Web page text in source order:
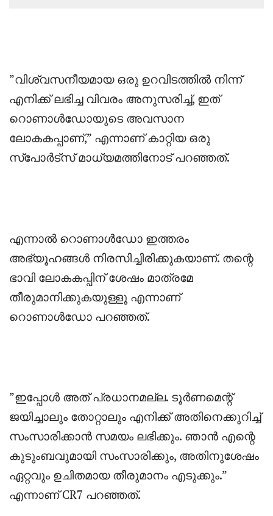
‎”വിശ്വസനീയമായ ഒരു ഉറവിടത്തിൽ നിന്ന്
എനിക്ക് ലഭിച്ച വിവരം അനുസരിച്ച്, ഇത്
റൊണാൾഡോയുടെ അവസാന
ലോകകപ്പാണ്,” എന്നാണ് കാറ്റിയ ഒരു
സ്പോർട്സ് മാധ്യമത്തിനോട് പറഞ്ഞത്.
‎എന്നാൽ റൊണാൾഡോ ഇത്തരം
അഭ്യൂഹങ്ങൾ നിരസിച്ചിരിക്കുകയാണ്. തന്റെ
ഭാവി ലോകകപ്പിന് ശേഷം മാത്രമേ
തീരുമാനിക്കുകയുള്ളൂ എന്നാണ്
റൊണാൾഡോ പറഞ്ഞത്.
‎”ഇപ്പോൾ അത് പ്രധാനമല്ല. ടൂർണമെന്റ്
ജയിച്ചാലും തോറ്റാലും എനിക്ക് അതിനെക്കുറിച്ച്
സംസാരിക്കാൻ സമയം ലഭിക്കും. ഞാൻ എന്റെ
കുടുംബവുമായി സംസാരിക്കും, അതിനുശേഷം
ഏറ്റവും ഉചിതമായ തീരുമാനം എടുക്കും.”
എന്നാണ് CR7 പറഞ്ഞത്.